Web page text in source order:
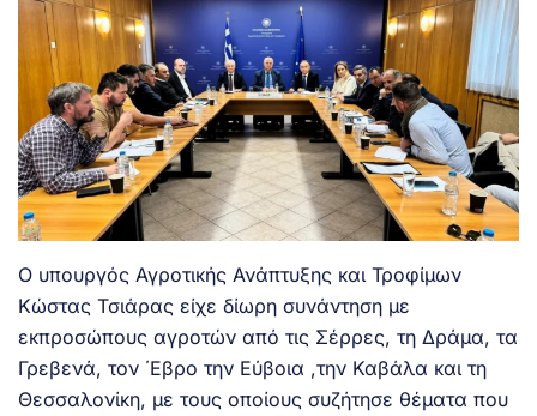
Ο υπουργός Αγροτικής Ανάπτυξης και Τροφίμων
Κώστας Τσιάρας είχε δίωρη συνάντηση με
εκπροσώπους αγροτών από τις Σέρρες, τη Δράμα, τα
Γρεβενά, τον ΄Εβρο την Εύβοια ,την Καβάλα και τη
Θεσσαλονίκη, με τους οποίους συζήτησε θέματα που